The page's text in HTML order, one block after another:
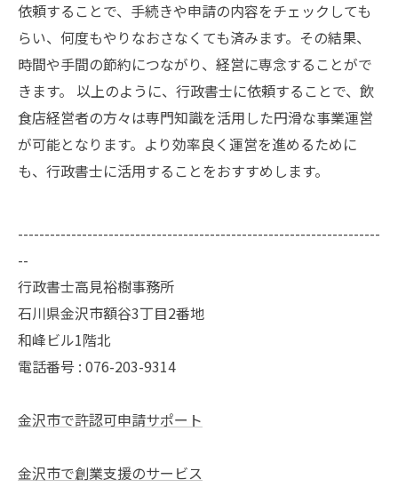
依頼することで、手続きや申請の内容をチェックしても
らい、何度もやりなおさなくても済みます。その結果、
時間や手間の節約につながり、経営に専念することがで
きます。 以上のように、行政書士に依頼することで、飲
食店経営者の方々は専門知識を活用した円滑な事業運営
が可能となります。より効率良く運営を進めるために
も、行政書士に活用することをおすすめします。
--------------------------------------------------------------------
--
行政書士高見裕樹事務所
石川県金沢市額谷3丁目2番地
和峰ビル1階北
電話番号 : 076-203-9314
金沢市で許認可申請サポート
金沢市で創業支援のサービス